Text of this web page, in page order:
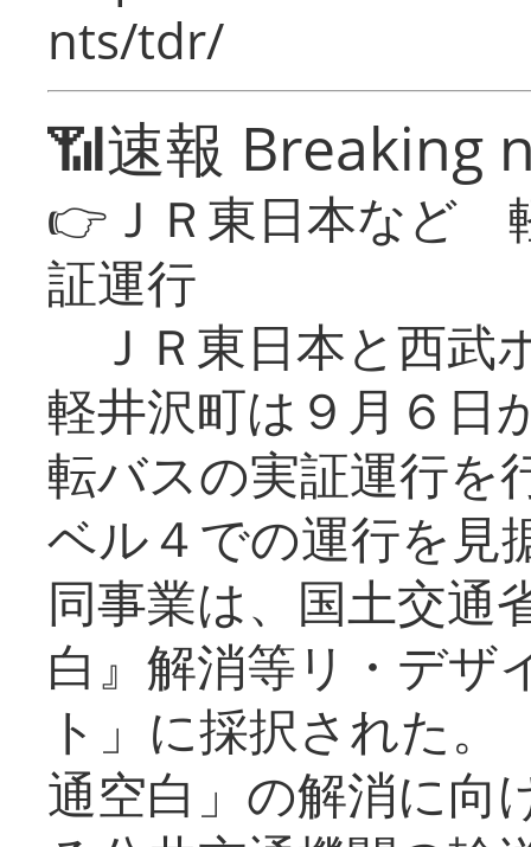
nts/tdr/
📶速報 Breaking
👉ＪＲ東日本など
証運行
ＪＲ東日本と西武
軽井沢町は９月６日
転バスの実証運行を
ベル４での運行を見
同事業は、国土交通
白』解消等リ・デザ
ト」に採択された
通空白」の解消に向